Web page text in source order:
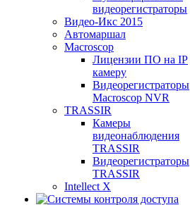
видеорегистраторы
Видео-Икс 2015
Автомаршал
Macroscop
Лицензии ПО на IP
камеру
Видеорегистраторы
Macroscop NVR
TRASSIR
Камеры
видеонаблюдения
TRASSIR
Видеорегистраторы
TRASSIR
Intellect X